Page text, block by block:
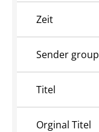
Zeit
Sender group
Titel
Orginal Titel